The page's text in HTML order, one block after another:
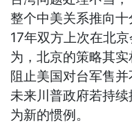
整个中美关系推向
17年双方上次在北
为，北京的策略其
阻止美国对台军售并
未来川普政府若持
为新的惯例。